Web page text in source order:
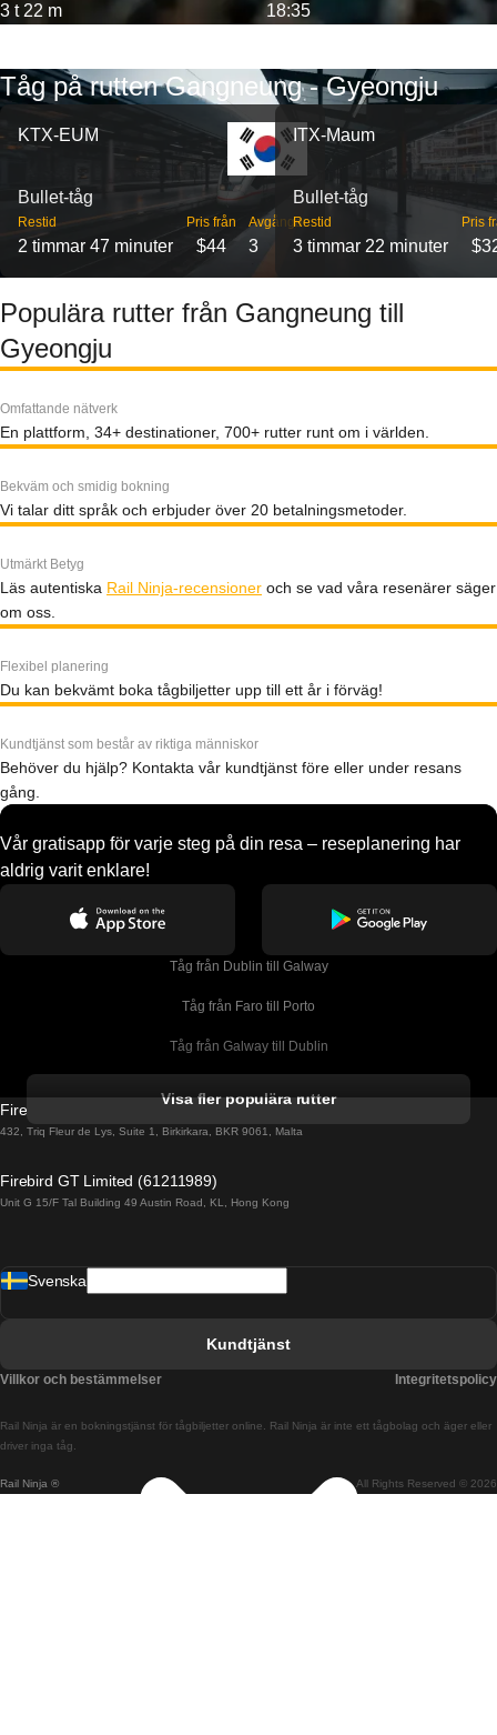
3 t 22 m 18:35
Tåg på rutten Gangneung - Gyeongju
KTX-EUM
Bullet-tåg
Restid
2 timmar 47 minuter
Pris från
$44
Avgångar
3
ITX-Maum
Bullet-tåg
Restid
3 timmar 22 minuter
Pris
Populära rutter från Gangneung till
Gyeongju
Omfattande nätverk
En plattform, 34+ destinationer, 700+ rutter runt om i världen.
Bekväm och smidig bokning
Vi talar ditt språk och erbjuder över 20 betalningsmetoder.
Utmärkt Betyg
Läs autentiska Rail Ninja-recensioner och se vad våra resenärer säger
om oss.
Flexibel planering
Du kan bekvämt boka tågbiljetter upp till ett år i förväg!
Kundtjänst som består av riktiga människor
Behöver du hjälp? Kontakta vår kundtjänst före eller under resans
gång.
Vår gratisapp för varje steg på din resa – reseplanering har
aldrig varit enklare!
Tåg från Dublin till Galway
Tåg från Faro till Porto
Tåg från Galway till Dublin
Tåg från Porto till Faro
Tåg från Barcelona till Madrid
Tåg från Budapest till Bratislava
Visa fler populära rutter
Firebird GT Limited (OC 1451)
432, Triq Fleur de Lys, Suite 1, Birkirkara, BKR 9061, Malta
Firebird GT Limited (61211989)
Unit G 15/F Tal Building 49 Austin Road, KL, Hong Kong
Rail Ninja ® All Rights Reserved © 2026
Rail Ninja är en bokningstjänst för tågbiljetter online. Rail Ninja är inte ett tågbolag och äger eller
driver inga tåg.
Svenska
Kundtjänst
Villkor och bestämmelser Integritetspolicy